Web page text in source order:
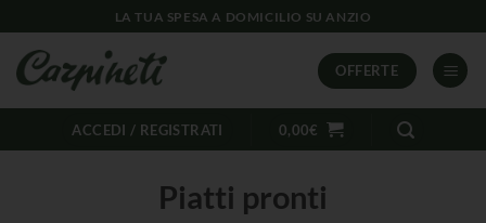
LA TUA SPESA A DOMICILIO SU ANZIO
OFFERTE
ACCEDI / REGISTRATI 0,00€
Piatti pronti